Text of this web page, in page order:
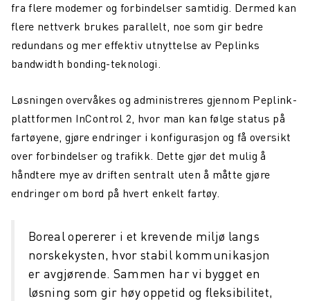
fra flere modemer og forbindelser samtidig. Dermed kan
flere nettverk brukes parallelt, noe som gir bedre
redundans og mer effektiv utnyttelse av Peplinks
bandwidth bonding-teknologi.
Løsningen overvåkes og administreres gjennom Peplink-
plattformen InControl 2, hvor man kan følge status på
fartøyene, gjøre endringer i konfigurasjon og få oversikt
over forbindelser og trafikk. Dette gjør det mulig å
håndtere mye av driften sentralt uten å måtte gjøre
endringer om bord på hvert enkelt fartøy.
Boreal opererer i et krevende miljø langs
norskekysten, hvor stabil kommunikasjon
er avgjørende. Sammen har vi bygget en
løsning som gir høy oppetid og fleksibilitet,